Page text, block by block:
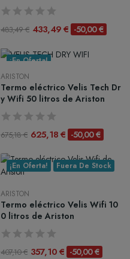
483,49 € 433,49 € -50,00 €
¡En Oferta!
ARISTON
Termo eléctrico Velis Tech Dr
y Wifi 50 litros de Ariston
675,18 € 625,18 € -50,00 €
¡En Oferta! Fuera De Stock
ARISTON
Termo eléctrico Velis Wifi 10
0 litros de Ariston
407,10 € 357,10 € -50,00 €